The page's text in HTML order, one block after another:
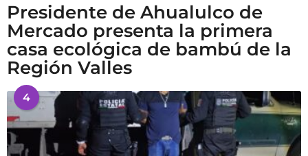
Presidente de Ahualulco de
Mercado presenta la primera
casa ecológica de bambú de la
Región Valles
4